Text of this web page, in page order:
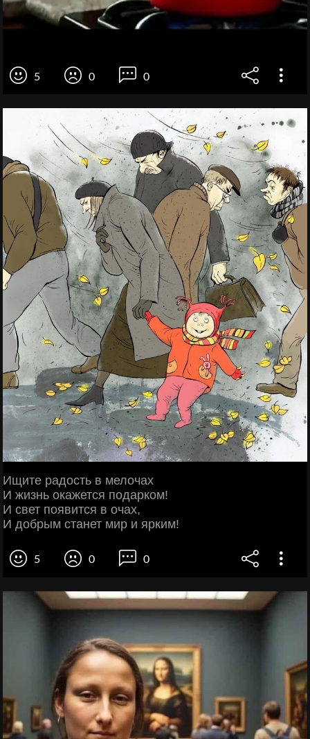
5 0 0
Ищите радость в мелочах
И жизнь окажется подарком!
И свет появится в очах,
И добрым станет мир и ярким!
5 0 0